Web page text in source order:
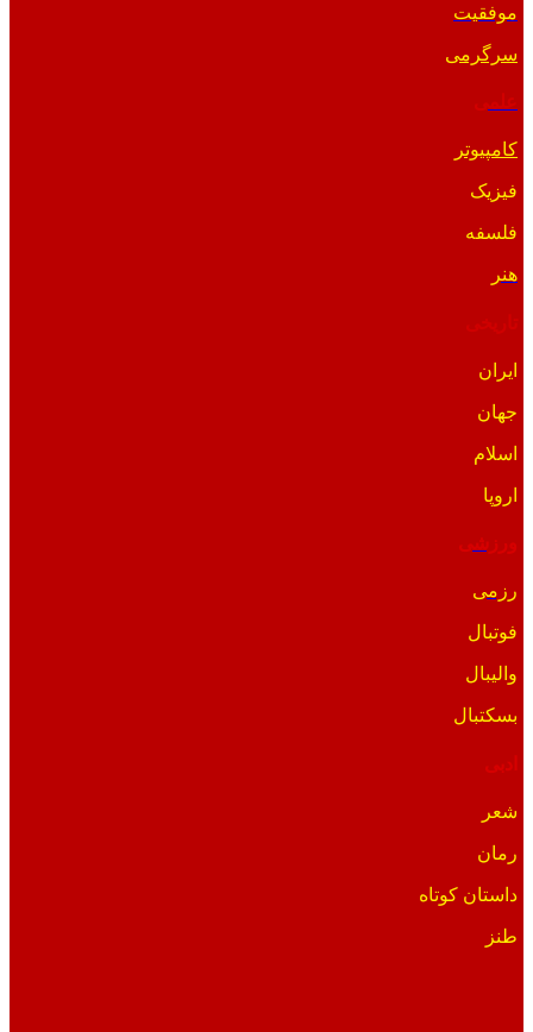
موفقیت
سرگرمی
کامپیوتر
فیزیک
فلسفه
هنر
ایران
جهان
اسلام
اروپا
ورزشی
رزمی
فوتبال
والیبال
بسکتبال
ادبی
شعر
رمان
داستان کوتاه
طنز